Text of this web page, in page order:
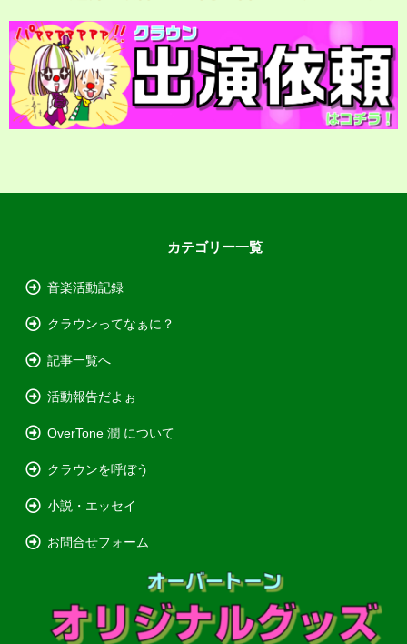
カテゴリー一覧
音楽活動記録
クラウンってなぁに？
記事一覧へ
活動報告だよぉ
OverTone 潤 について
クラウンを呼ぼう
小説・エッセイ
お問合せフォーム